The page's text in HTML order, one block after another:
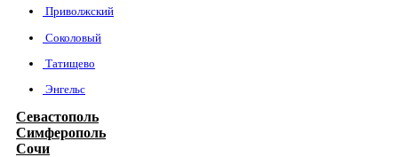
Приволжский
Соколовый
Татищево
Энгельс
Севастополь
Симферополь
Сочи